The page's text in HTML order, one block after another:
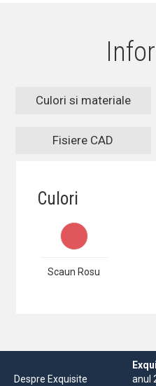
Culori si materiale
Fisiere CAD
Culori
Scaun Rosu
Despre Exquisite
anul